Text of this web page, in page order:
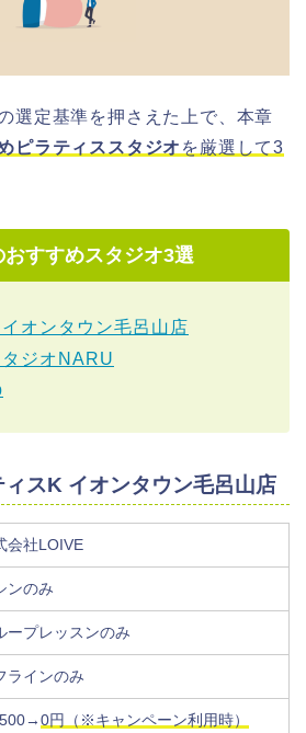
選定基準を押さえた上で、本章
ピラティススタジオ を厳選して3
すすめスタジオ3選
オンタウン毛呂山店
ジオNARU
スK イオンタウン毛呂山店
会社LOIVE
ンのみ
ープレッスンのみ
ラインのみ
0円（※キャンペーン利用時）